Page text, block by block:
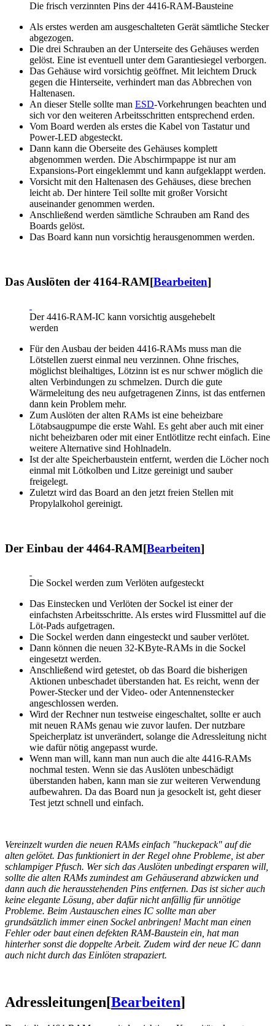
Die frisch verzinnten Pins der 4416-RAM-Bausteine
Als erstes werden am ausgeschalteten Gerät sämtliche Stecker
abgezogen.
Die drei Schrauben an der Unterseite des Gehäuses werden
gelöst. Eine ist eventuell unter dem Garantiesiegel verborgen.
Das Gehäuse wird vorsichtig geöffnet. Mit leichtem Druck
gegen die Hinterseite, verhindert man das Abbrechen von
Haltenasen.
An dieser Stelle sollte man ESD-Vorkehrungen beachten und
sich vor den weiteren Arbeitsschritten entsprechend erden.
Vom Board werden als erstes die Kabel von Tastatur und
Power-LED abgesteckt.
Dann kann die Oberseite des Gehäuses komplett
abgenommen werden. Die Abschirmpappe ist nur am
Expansions-Port eingeklemmt und kann aufgeklappt werden.
Vorsicht mit den Haltenasen des Gehäuses, diese brechen
leicht ab. Der hintere Teil sollte mit großer Vorsicht
auseinander genommen werden.
Anschließend werden sämtliche Schrauben am Rand des
Boards gelöst.
Das Board kann nun vorsichtig herausgenommen werden.
Das Auslöten der 4164-RAM[Bearbeiten]
Der 4416-RAM-IC kann vorsichtig ausgehebelt
werden
Für den Ausbau der beiden 4416-RAMs muss man die
Lötstellen zuerst einmal neu verzinnen. Ohne frisches,
möglichst bleihaltiges, Lötzinn ist es nur schwer möglich die
alten Verbindungen zu schmelzen. Durch die gute
Wärmeleitung des neu aufgetragenen Zinns, ist das entfernen
dann kein Problem mehr.
Zum Auslöten der alten RAMs ist eine beheizbare
Lötabsaugpumpe die erste Wahl. Es geht aber auch mit einer
nicht beheizbaren oder mit einer Entlötlitze recht einfach. Eine
weitere Alternative sind Hohlnadeln.
Ist der alte Speicherbaustein entfernt, werden die Löcher noch
einmal mit Lötkolben und Litze gereinigt und sauber
freigelegt.
Zuletzt wird das Board an den jetzt freien Stellen mit
Propylalkohol gereinigt.
Der Einbau der 4464-RAM[Bearbeiten]
Die Sockel werden zum Verlöten aufgesteckt
Das Einstecken und Verlöten der Sockel ist einer der
einfachsten Arbeitsschritte. Als erstes wird Flussmittel auf die
Löt-Pads aufgetragen.
Die Sockel werden dann eingesteckt und sauber verlötet.
Dann können die neuen 32-KByte-RAMs in die Sockel
eingesetzt werden.
Anschließend wird getestet, ob das Board die bisherigen
Aktionen unbeschadet überstanden hat. Es reicht, wenn der
Power-Stecker und der Video- oder Antennenstecker
angeschlossen werden.
Wird der Rechner nun testweise eingeschaltet, sollte er auch
mit neuen RAMs genau wie zuvor laufen. Der nutzbare
Speicherplatz ist unverändert, solange die Adressleitung nicht
wie dafür nötig angepasst wurde.
Wenn man will, kann man nun auch die alte 4416-RAMs
nochmal testen. Wenn sie das Auslöten unbeschädigt
überstanden haben, kann man sie zur weiteren Verwendung
aufbewahren. Da das Board nun ja gesockelt ist, geht dieser
Test jetzt schnell und einfach.
Vereinzelt wurden die neuen RAMs einfach "huckepack" auf die
alten gelötet. Das funktioniert in der Regel ohne Probleme, ist aber
schlampiger Pfusch. Wer sich das Auslöten unbedingt ersparen will,
sollte die alten RAMs zumindest am Gehäuserand abzwicken und
dann auch die herausstehenden Pins entfernen. Das ist sicher auch
keine elegante Lösung, aber dafür nicht anfällig für unnötige
Probleme. Beim Austauschen eines IC sollte man aber
grundsätzlich immer einen Sockel anbringen! Macht man einen
Fehler oder baut einen defekten RAM-Baustein ein, hat man
hinterher sonst die doppelte Arbeit. Zudem wird der neue IC dann
auch nicht durch das Einlöten strapaziert.
Adressleitungen[Bearbeiten]